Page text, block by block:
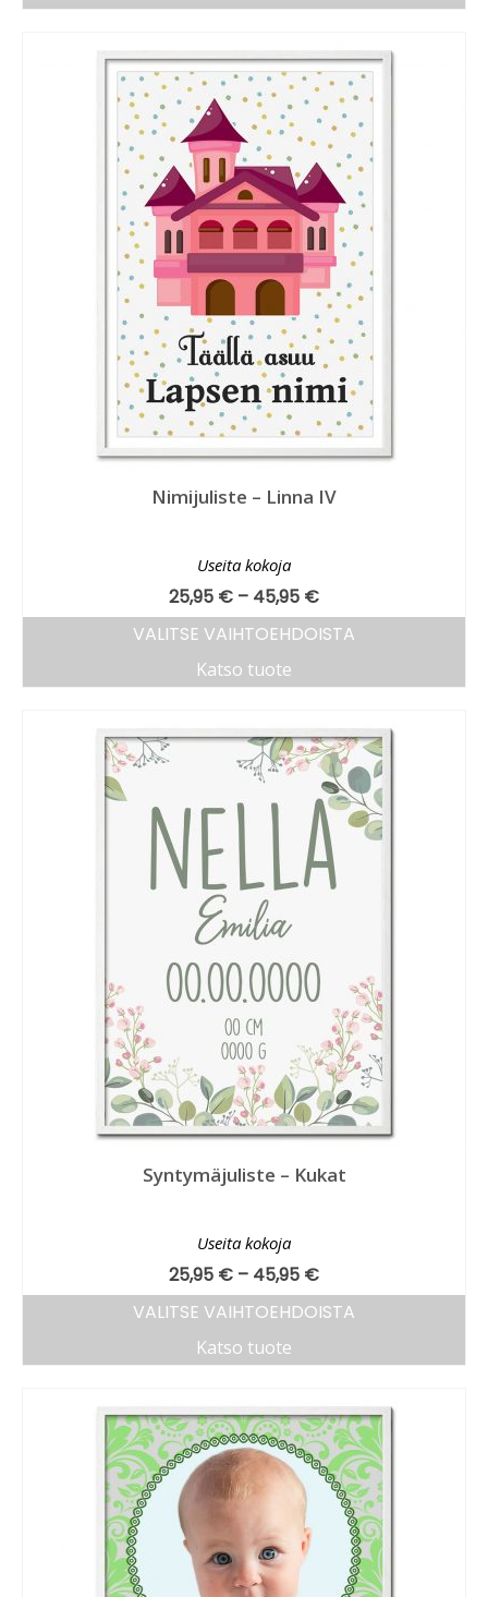
Nimijuliste – Linna IV
Useita kokoja
25,95 € – 45,95 €
VALITSE VAIHTOEHDOISTA
Katso tuote
Syntymäjuliste – Kukat
Useita kokoja
25,95 € – 45,95 €
VALITSE VAIHTOEHDOISTA
Katso tuote